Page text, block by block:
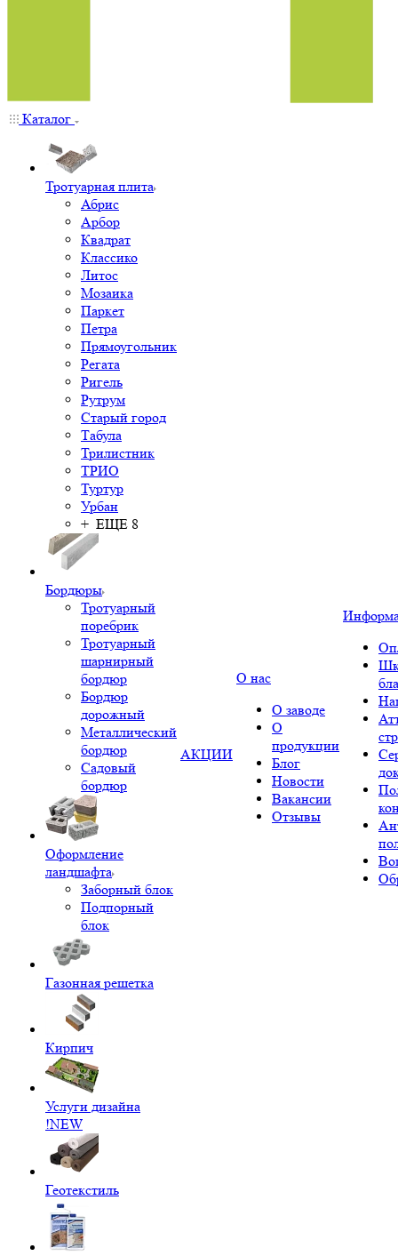
Каталог
Тротуарная плита
Абрис
Арбор
Квадрат
Классико
Литос
Мозаика
Паркет
Петра
Прямоугольник
Регата
Ригель
Рутрум
Старый город
Табула
Трилистник
ТРИО
Туртур
Урбан
+ ЕЩЕ 8
Бордюры
Тротуарный
поребрик
Тротуарный
шарнирный
бордюр
Бордюр
дорожный
Металлический
бордюр
Садовый
бордюр
Оформление
ландшафта
Заборный блок
Подпорный
блок
Газонная решетка
Кирпич
Услуги дизайна
!NEW
Геотекстиль
АКЦИИ
О нас
О заводе
О
продукции
Блог
Новости
Вакансии
Отзывы